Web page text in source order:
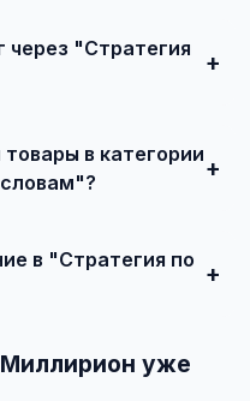
через "Стратегия
в категории
в "Стратегия по
ключевым словам",
Первые объявления —
Миллирион уже